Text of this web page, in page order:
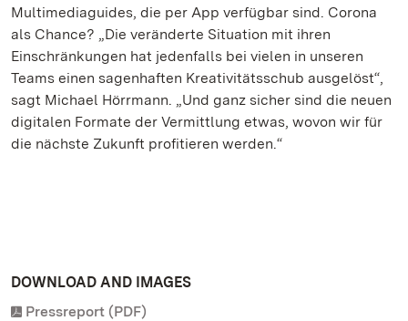
Multimediaguides, die per App verfügbar sind. Corona
als Chance? „Die veränderte Situation mit ihren
Einschränkungen hat jedenfalls bei vielen in unseren
Teams einen sagenhaften Kreativitätsschub ausgelöst“,
sagt Michael Hörrmann. „Und ganz sicher sind die neuen
digitalen Formate der Vermittlung etwas, wovon wir für
die nächste Zukunft profitieren werden.“
DOWNLOAD AND IMAGES
Pressreport (PDF)